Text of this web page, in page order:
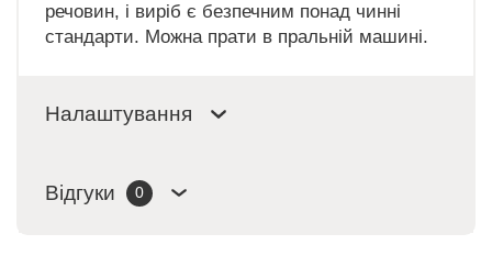
речовин, і виріб є безпечним понад чинні
стандарти. Можна прати в пральній машині.
Налаштування
Відгуки 0